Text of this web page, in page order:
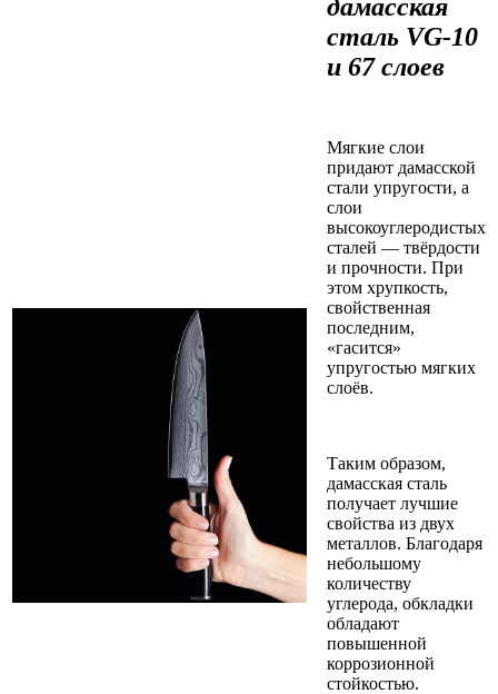
дамасская
сталь VG-10
и 67 слоев
Мягкие слои
придают дамасской
стали упругости, а
слои
высокоуглеродистых
сталей — твёрдости
и прочности. При
этом хрупкость,
свойственная
последним,
«гасится»
упругостью мягких
слоёв.
Таким образом,
дамасская сталь
получает лучшие
свойства из двух
металлов. Благодаря
небольшому
количеству
углерода, обкладки
обладают
повышенной
коррозионной
стойкостью.